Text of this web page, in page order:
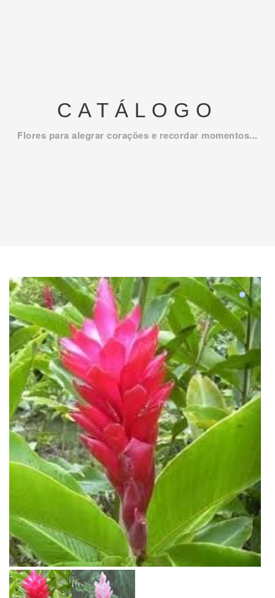
CATÁLOGO
Flores para alegrar corações e recordar momentos...